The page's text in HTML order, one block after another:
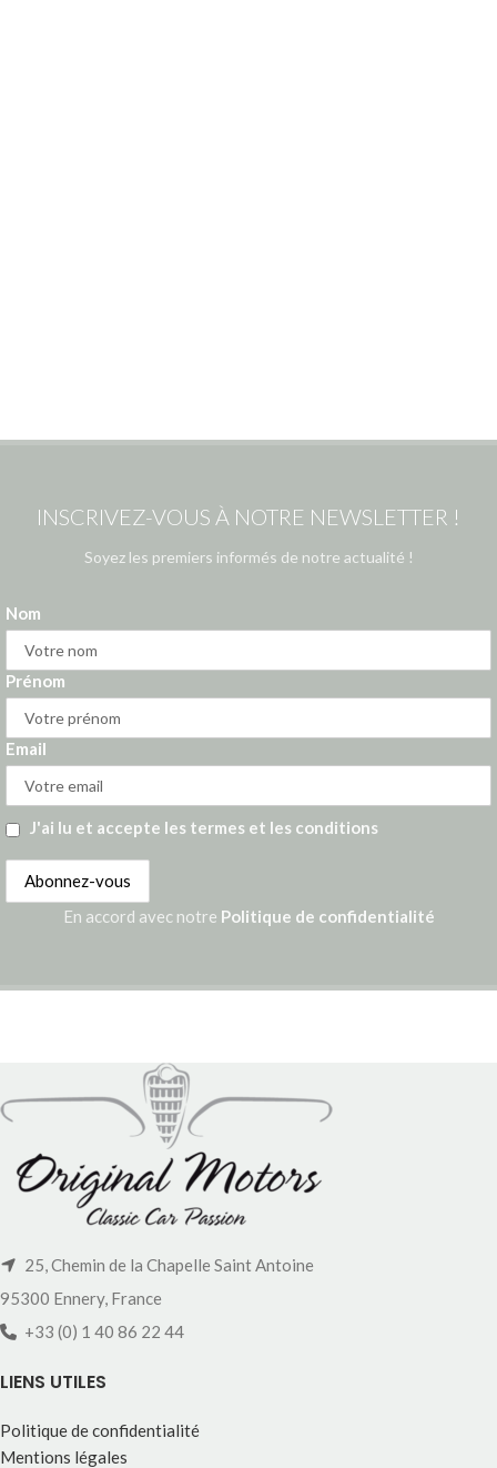
INSCRIVEZ-VOUS À NOTRE NEWSLETTER !
Soyez les premiers informés de notre actualité !
Nom
Prénom
Email
J'ai lu et accepte les termes et les conditions
En accord avec notre Politique de confidentialité
25, Chemin de la Chapelle Saint Antoine
95300 Ennery, France
+33 (0) 1 40 86 22 44
LIENS UTILES
Politique de confidentialité
Mentions légales